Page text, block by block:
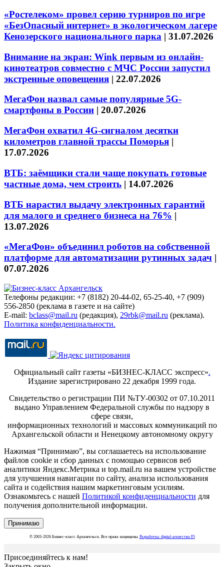
«Ростелеком» провел серию турниров по игре
«БезОпасный интернет» в экологическом лагере
Кенозерского национального парка | 31.07.2026
Внимание на экран: Wink первым из онлайн-
кинотеатров совместно с МЧС России запустил
экстренные оповещения | 22.07.2026
МегаФон назвал самые популярные 5G-
смартфоны в России | 20.07.2026
МегаФон охватил 4G-сигналом десятки
километров главной трассы Поморья |
17.07.2026
ВТБ: заёмщики стали чаще покупать готовые
частные дома, чем строить | 14.07.2026
ВТБ нарастил выдачу электронных гарантий
для малого и среднего бизнеса на 76% |
13.07.2026
«МегаФон» объединил роботов на собственной
платформе для автоматизации рутинных задач |
07.07.2026
Телефоны редакции: +7 (8182) 20-44-02, 65-25-40, +7 (909)
556-2850 (реклама в газете и на сайте)
E-mail: bclass@mail.ru (редакция), 29rbk@mail.ru (реклама).
Политика конфиденциальности.
Официальный сайт газеты «БИЗНЕС-КЛАСС экспресс».
Издание зарегистрировано 22 декабря 1999 года.
Свидетельство о регистрации ПИ №ТУ-00302 от 07.10.2011
выдано Управлением Федеральной службы по надзору в
сфере связи,
информационных технологий и массовых коммуникаций по
Архангельской области и Ненецкому автономному округу
Нажимая “Принимаю”, вы соглашаетесь на использование
файлов cookie и сбор данных с помощью сервисов веб
аналитики Яндекс.Метрика и top.mail.ru на вашем устройстве
для улучшения навигации по сайту, анализа использования
сайта и содействия нашим маркетинговым усилиям.
Ознакомьтесь с нашей Политикой конфиденциальности для
получения дополнительной информации.
Принимаю
© 2003-2026 Бизнес-класс Архангельск. Все права защищены. Разработка: digital-агентство F5
Присоединяйтесь к нам!